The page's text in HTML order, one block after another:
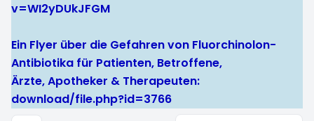
v=WI2yDUkJFGM
Ein Flyer über die Gefahren von Fluorchinolon-
Antibiotika für Patienten, Betroffene,
Ärzte, Apotheker & Therapeuten:
download/file.php?id=3766